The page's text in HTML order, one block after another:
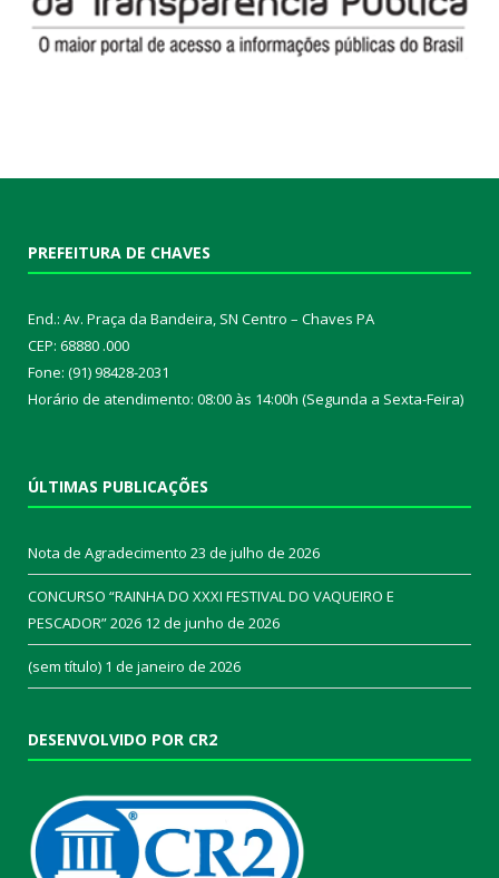
PREFEITURA DE CHAVES
End.: Av. Praça da Bandeira, SN Centro – Chaves PA
CEP: 68880 .000
Fone: (91) 98428-2031
Horário de atendimento: 08:00 às 14:00h (Segunda a Sexta-Feira)
ÚLTIMAS PUBLICAÇÕES
Nota de Agradecimento 23 de julho de 2026
CONCURSO “RAINHA DO XXXI FESTIVAL DO VAQUEIRO E
PESCADOR” 2026 12 de junho de 2026
(sem título) 1 de janeiro de 2026
DESENVOLVIDO POR CR2